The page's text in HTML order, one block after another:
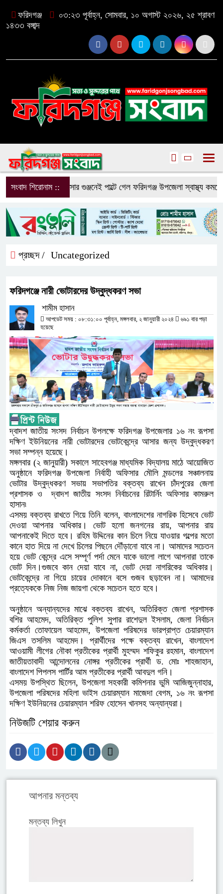
ফরিদগঞ্জ
০৩:২৩ পূর্বাহ্ন, সোমবার, ১০ অগাস্ট ২০২৬, ২৫ শ্রাবণ
১৪৩৩ বঙ্গাব্দ
সংবাদ শিরোনাম ::মন্ত্রী আসার গুঞ্জনেই পাল্টে গেল ফরিদগঞ্জ উপজেলা স্বাস্থ্য
প্রচ্ছদ / Uncategorized
ফরিদগঞ্জে নারী ভোটারদের উদ্বুদ্ধকরণ সভা
শামীম হাসান
আপডেট সময় : ০৮:৩১:০০ পূর্বাহ্ন, মঙ্গলবার, ২ জানুয়ারী ২০২৪
৬৯১ বার পড়া
হয়েছে
দ্বাদশ জাতীয় সংসদ নির্বাচন উপলক্ষে ফরিদগঞ্জ উপজেলার ১৬ নং রূপসা
দক্ষিণ ইউনিয়নের নারী ভোটারদের ভোটকেন্দ্রে আসার জন্য উদ্বুদ্ধকরণ
সভা সম্পন্ন হয়েছে।
মঙ্গলবার (২ জানুয়ারী) সকালে সাহেবগঞ্জ মাধ্যমিক বিদ্যালয় মাঠে আয়োজিত
অনুষ্ঠানে ফরিদগঞ্জ উপজেলা নির্বাহী অফিসার মৌলি মন্ডলের সঞ্চালনায়
ভোটার উদ্বুদ্ধকরণ সভায় সভাপতির বক্তব্য রাখেন চাঁদপুরের জেলা
প্রশাসক ও দ্বাদশ জাতীয় সংসদ নির্বাচনের রিটার্নিং অফিসার কামরুল
হাসান৷
এসময় বক্তব্য রাখতে গিয়ে তিনি বলেন, বাংলাদেশের নাগরিক হিসেবে ভোট
দেওয়া আপনার অধিকার। ভোট হলো জনগনের রায়, আপনার রায়
আপনাকেই দিতে হবে। রহিম উদ্দিনের কান চিলে নিয়ে যাওয়ার গল্পের মতো
কানে হাত দিয়ে না দেখে চিলের পিছনে দৌঁড়ানো যাবে না। আমাদের সচেতন
হয়ে ভোট কেন্দ্রে এসে সম্পূর্ণ পর্দা মেনে যাকে ভালো লাগে আপনারা তাকে
ভোট দিন।গুজবে কান দেয়া যাবে না, ভোট দেয়া নাগরিকের অধিকার।
ভোটকেন্দ্রে না গিয়ে চায়ের দোকানে বসে গুজব ছড়াবেন না। আমাদের
প্রত্যেককে নিজ নিজ জায়গা থেকে সচেতন হতে হবে।
অনুষ্ঠানে অন্যান্যদের মাঝে বক্তব্য রাখেন, অতিরিক্ত জেলা প্রশাসক
বশির আহমেদ, অতিরিক্ত পুলিশ সুপার রাশেদুল ইসলাম, জেলা নির্বাচন
কর্মকর্তা তোফায়েল আহমেদ, উপজেলা পরিষদের ভারপ্রাপ্ত চেয়ারম্যান
জিএস তসলিম আহমেদ। প্রার্থীদের পক্ষে বক্তব্য রাখেন, বাংলাদেশ
আওয়ামী লীগের নৌকা প্রতীকের প্রার্থী মুহম্মদ শফিকুর রহমান, বাংলাদেশ
জাতীয়তাবাদী আন্দোলনের নোঙ্গর প্রতীকের প্রার্থী ড. মোঃ শাহজাহান,
বাংলাদেশ পিপলস পার্টির আম প্রতীকের প্রার্থী আবদুল গনি।
এসময় উপস্থিত ছিলেন, উপজেলা সহকারী কমিশনার ভুমি আজিজুন্নাহার,
উপজেলা পরিষদের মহিলা ভাইস চেয়ারম্যান মাজেদা বেগম, ১৬ নং রূপসা
দক্ষিণ ইউনিয়নের চেয়ারম্যান শরিফ হোসেন খানসহ অন্যান্যরা।
নিউজটি শেয়ার করুন
আপনার মন্তব্য
মন্তব্য লিখুন